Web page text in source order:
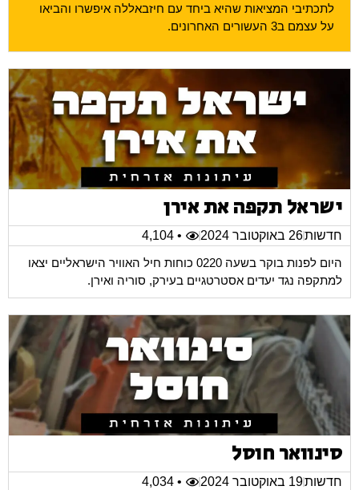
לתכתיבי המציאות שהיא ביחד עם חיזבאללה איפשרו והביאו
על עצמם ב3 העשורים האחרונים.
ישראל תקפה את אירן
חדשות26 באוקטובר 2024
• 4,104
היום לפנות בוקר בשעה 0220 כוחות חיל האוויר הישראליים יצאו
למתקפה נגד יעדים אסטרטגיים בעירק, סוריה ואירן.
סינוואר חוסל
חדשות19 באוקטובר 2024
• 4,034